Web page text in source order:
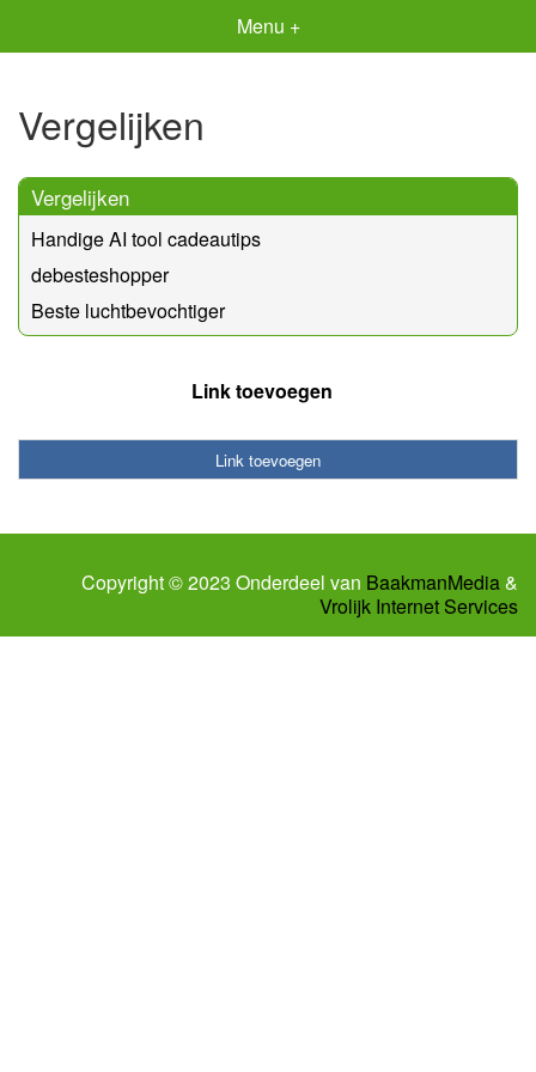
Menu +
Vergelijken
Vergelijken
Handige AI tool cadeautips
debesteshopper
Beste luchtbevochtiger
Link toevoegen
Link toevoegen
Copyright © 2023 Onderdeel van BaakmanMedia&
Vrolijk Internet Services